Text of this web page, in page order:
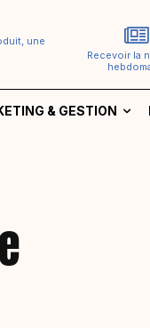
une
Recevoir la
& GESTION